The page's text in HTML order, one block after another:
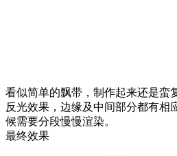
看似简单的飘带，制作起来还是蛮
反光效果，边缘及中间部分都有相
候需要分段慢慢渲染。
最终效果